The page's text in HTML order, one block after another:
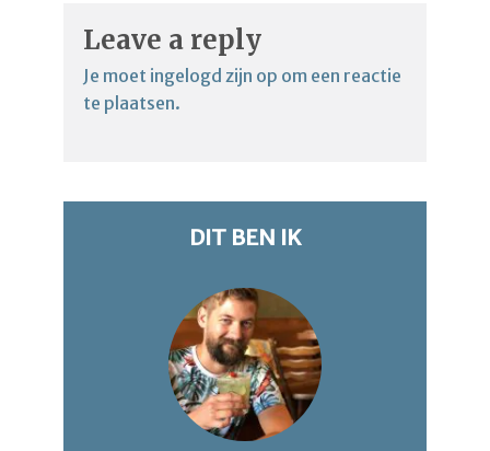
Leave a reply
Je moet ingelogd zijn op om een reactie
te plaatsen.
DIT BEN IK